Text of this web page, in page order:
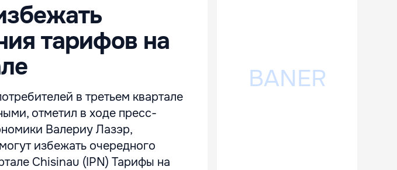
тарифов на
в третьем квартале
отметил в ходе пресс-
Валериу Лазэр,
избежать очередного
Chisinau (IPN) Тарифы на